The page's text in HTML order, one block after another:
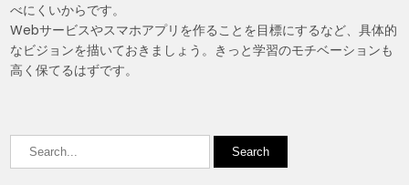
べにくいからです。
Webサービスやスマホアプリを作ることを目標にするなど、具体的
なビジョンを描いておきましょう。きっと学習のモチベーションも
高く保てるはずです。